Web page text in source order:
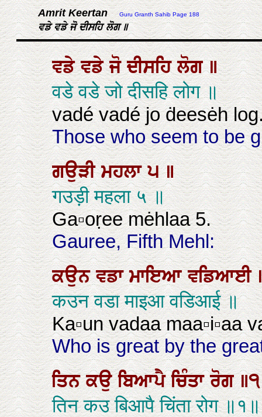
Amrit Keertan Guru Granth Sahib Page 188
ਵਡੇ ਵਡੇ ਜੋ ਦੀਸਹਿ ਲੋਗ ॥
ਵਡੇਵਡੇਜੋਦੀਸਹਿਲੋਗ॥
वडे वडे जो दीसहि लोग ॥
vadé vadé jo ḋeesėh
Those who seem to be
ਗਉੜੀਮਹਲਾ੫॥
गउड़ी महला ५ ॥
Ga▫oṛee mėhlaa 5.
Gauree, Fifth Mehl:
ਕਉਨਵਡਾਮਾਇਆਵਡਿਆਈ
कउन वडा माइआ वडिआई ॥
Ka▫un vadaa maa▫i▫aa
Who is great by the
ਤਿਨਕਉਬਿਆਪੈਚਿੰਤਾਰੋਗ
तिन कउ बिआपै चिंता रोग ॥१॥